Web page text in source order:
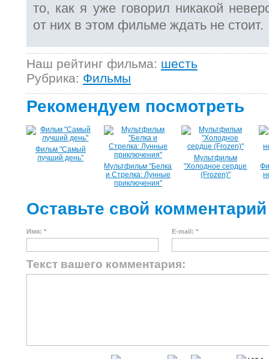
то, как я уже говорил никакой
от них в этом фильме ждать не стоит.
Наш рейтинг фильма: шесть
Рубрика: Фильмы
Рекомендуем посмотреть
Фильм "Самый
лучший день"
Мультфильм "Белка
и Стрелка: Лунные
приключения"
Мультфильм
"Холодное сердце
(Frozen)"
Оставьте свой комментарий
Имя: * E-mail: *
Текст вашего комментария: